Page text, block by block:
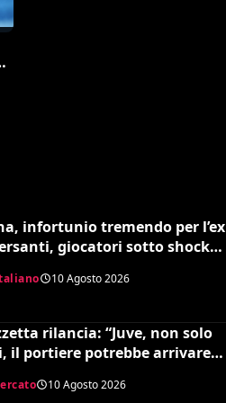
infortunio tremendo per l’ex
giocatori sotto shock,
10 Agosto 2026
rilancia: “Juve, non solo
il portiere potrebbe arrivare
Madrid. Avviati contatti per
10 Agosto 2026